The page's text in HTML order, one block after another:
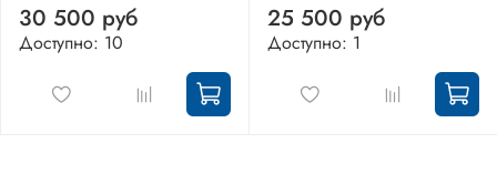
30 500 руб
Доступно: 10
25 500 руб
Доступно: 1